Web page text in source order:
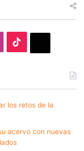
los retos de la
acervo con nuevas